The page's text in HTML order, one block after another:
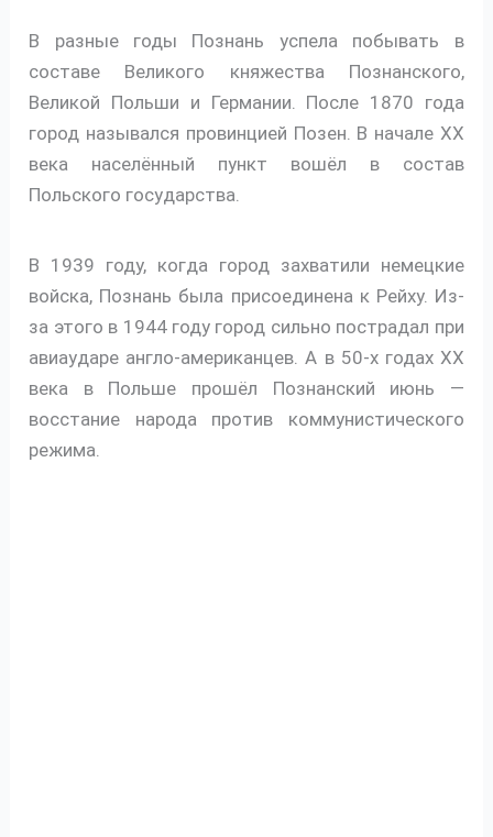
В разные годы Познань успела побывать в
составе Великого княжества Познанского,
Великой Польши и Германии. После 1870 года
город назывался провинцией Позен. В начале XX
века населённый пункт вошёл в состав
Польского государства.
В 1939 году, когда город захватили немецкие
войска, Познань была присоединена к Рейху. Из-
за этого в 1944 году город сильно пострадал при
авиаударе англо-американцев. А в 50-х годах XX
века в Польше прошёл Познанский июнь —
восстание народа против коммунистического
режима.